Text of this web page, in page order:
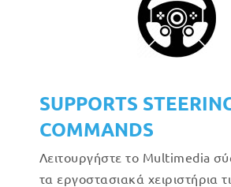
SUPPORTS
COMMANDS
Λειτουργήστε το Multimedia
τα εργοστασιακά χειριστήρια